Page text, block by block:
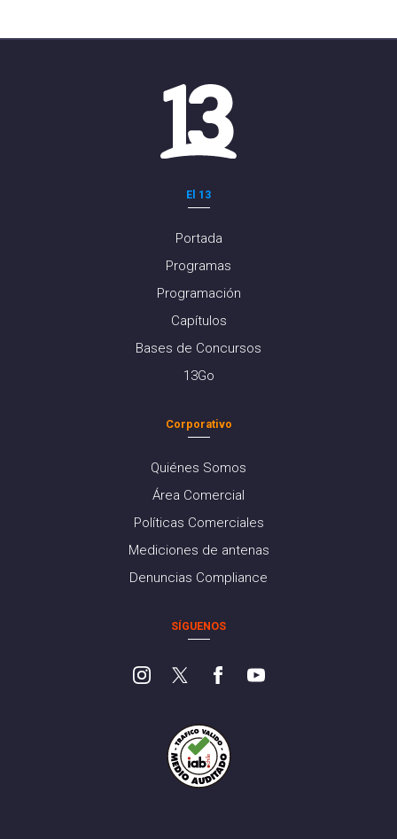
El 13
Portada
Programas
Programación
Capítulos
Bases de Concursos
13Go
Corporativo
Quiénes Somos
Área Comercial
Políticas Comerciales
Mediciones de antenas
Denuncias Compliance
SÍGUENOS